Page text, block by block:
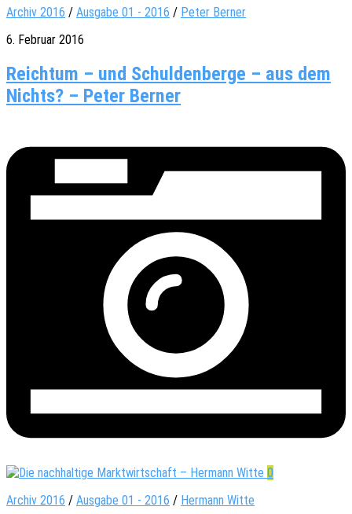
Archiv 2016 / Ausgabe 01 - 2016 / Peter Ber­ner
6. Februar 2016
Reich­tum – und Schul­den­berge – aus dem
Nichts? – Peter Berner
0
Archiv 2016 / Ausgabe 01 - 2016 / Her­mann Witte